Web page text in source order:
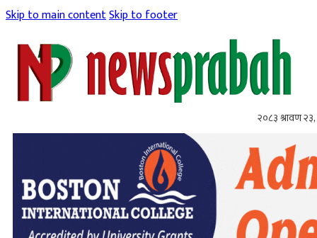
Skip to main contentSkip to footer
२०८३ श्रावण २३,